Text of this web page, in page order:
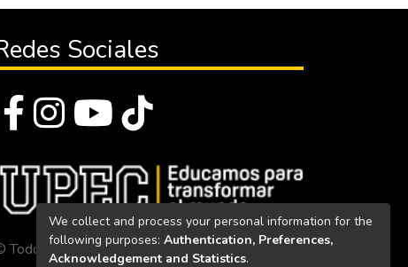
Sociales
Todos los derechos reservados 2023
We collect and process your personal information for the
following purposes: Authentication, Preferences,
Acknowledgement and Statistics.